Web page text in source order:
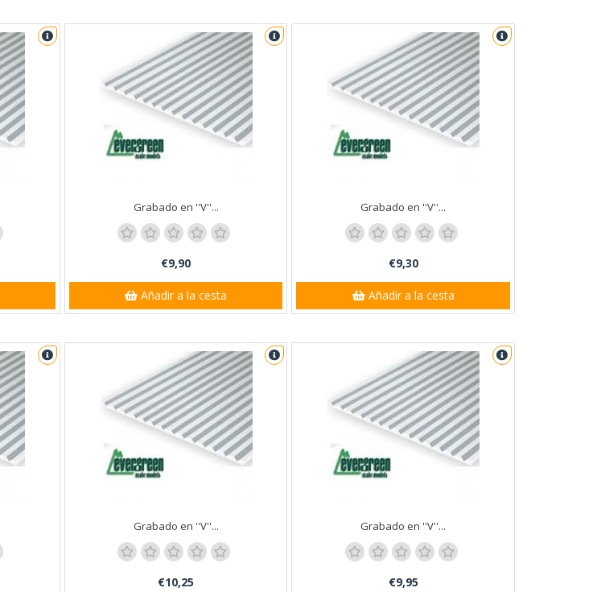
Grabado en ''V''...
€9,90
Añadir a la cesta
Grabado en ''V''...
€9,30
Añadir a la cesta
Grabado en ''V''...
€10,25
Grabado en ''V''...
€9,95